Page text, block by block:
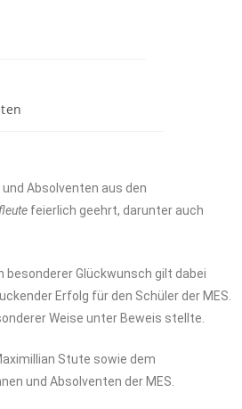
Absolventen aus den
feierlich geehrt, darunter auch
Glückwunsch gilt dabei
Erfolg für den Schüler der MES.
Weise unter Beweis stellte.
Stute sowie dem
und Absolventen der MES.